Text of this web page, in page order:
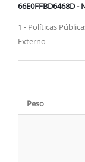
66E0FFBD6468D -
1 - Políticas
Externo
Peso